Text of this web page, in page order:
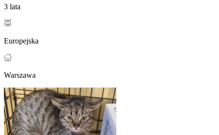
3 lata
Europejska
Warszawa